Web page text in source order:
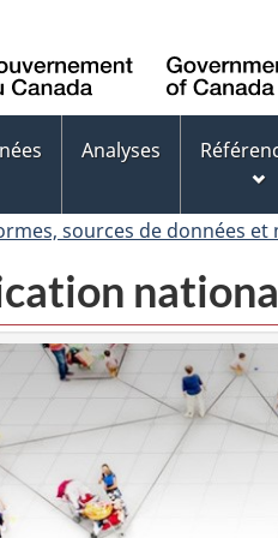
Analyses
sources de données et